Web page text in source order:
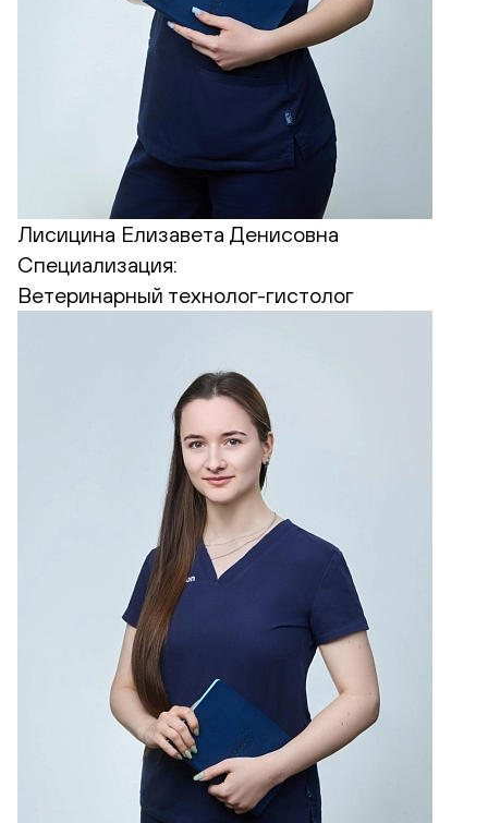
Лисицина Елизавета Денисовна
Специализация:
Ветеринарный технолог-гистолог